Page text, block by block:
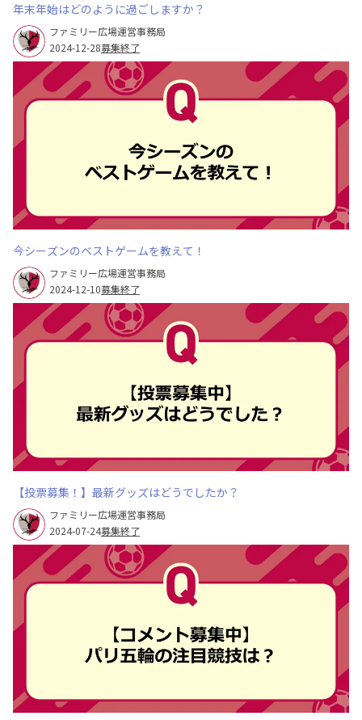
年末年始はどのように過ごしますか？
ファミリー広場運営事務局
2024-12-28募集終了
今シーズンのベストゲームを教えて！
ファミリー広場運営事務局
2024-12-10募集終了
【投票募集！】最新グッズはどうでしたか？
ファミリー広場運営事務局
2024-07-24募集終了